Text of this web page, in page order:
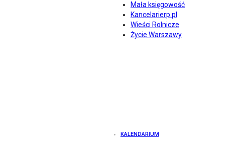
Mała księgowość
Kancelarierp.pl
Wieści Rolnicze
Życie Warszawy
KALENDARIUM